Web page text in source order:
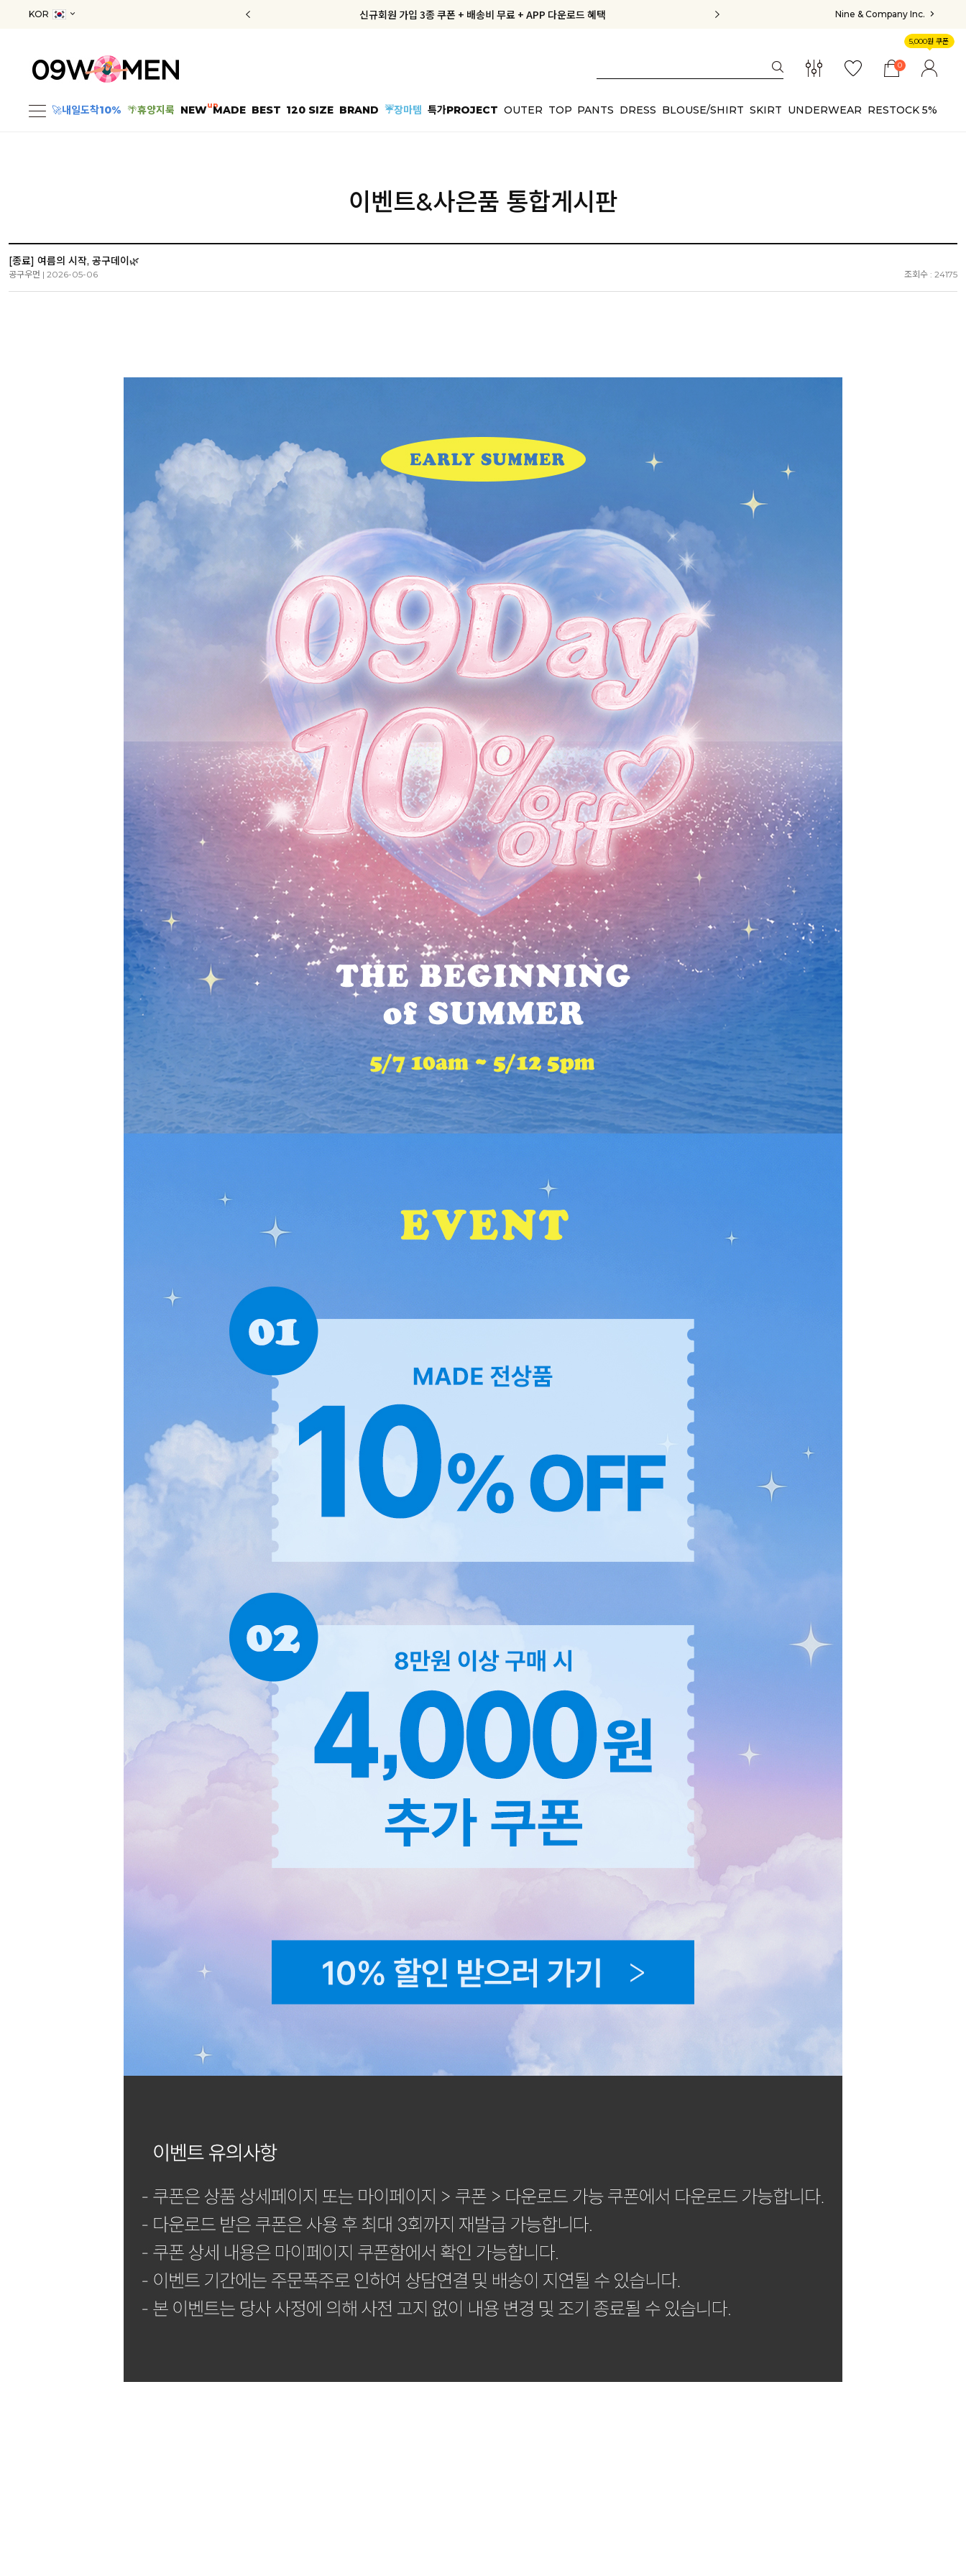
KOR 신규회원 가입 3종 쿠폰 + 배송비 무료 + APP 다운로드 혜택
오늘출발, 내일도착! 10%OFF
지금부터 공구우먼은 ONLY 무료배송✨
신규회원 가입 3종 쿠폰 + 배송비 무료 + APP 다운로드 혜택 Nine & Company Inc.
0
5,000원 쿠폰
🚀내일도착10% 🌴휴양지룩 NEW
up
MADE BEST 120 SIZE BRAND ☔장마템 특가PROJECT OUTER TOP PANTS DRESS BLOUSE/SHIRT SKIRT UNDERWEAR RESTOCK 5%
이벤트&사은품 통합게시판
[종료] 여름의 시작, 공구데이🌿
공구우먼 | 2026-05-06 조회수 : 24175